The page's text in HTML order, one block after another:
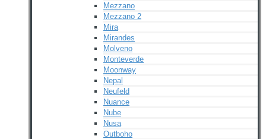
Mezzano
Mezzano 2
Mira
Mirandes
Molveno
Monteverde
Moonway
Nepal
Neufeld
Nuance
Nube
Nusa
Outboho